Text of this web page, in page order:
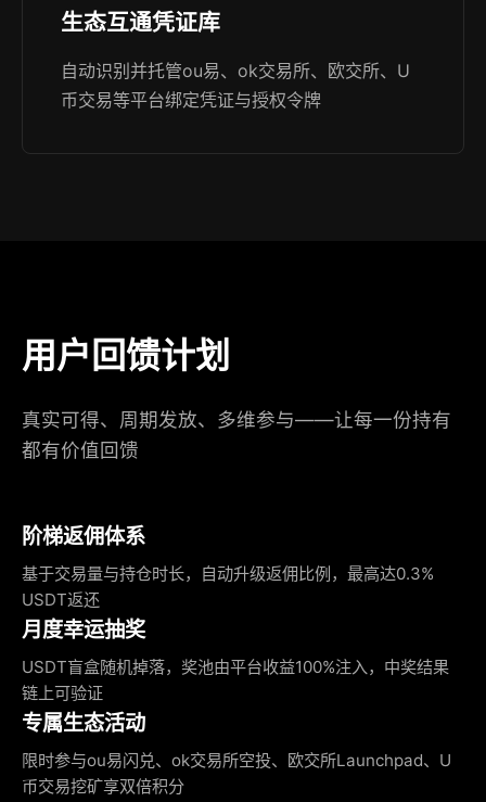
生态互通凭证库
自动识别并托管ou易、ok交易所、欧交所、U
币交易等平台绑定凭证与授权令牌
用户回馈计划
真实可得、周期发放、多维参与——让每一份持有
都有价值回馈
阶梯返佣体系
基于交易量与持仓时长，自动升级返佣比例，最高达0.3%
USDT返还
月度幸运抽奖
USDT盲盒随机掉落，奖池由平台收益100%注入，中奖结果
链上可验证
专属生态活动
限时参与ou易闪兑、ok交易所空投、欧交所Launchpad、U
币交易挖矿享双倍积分